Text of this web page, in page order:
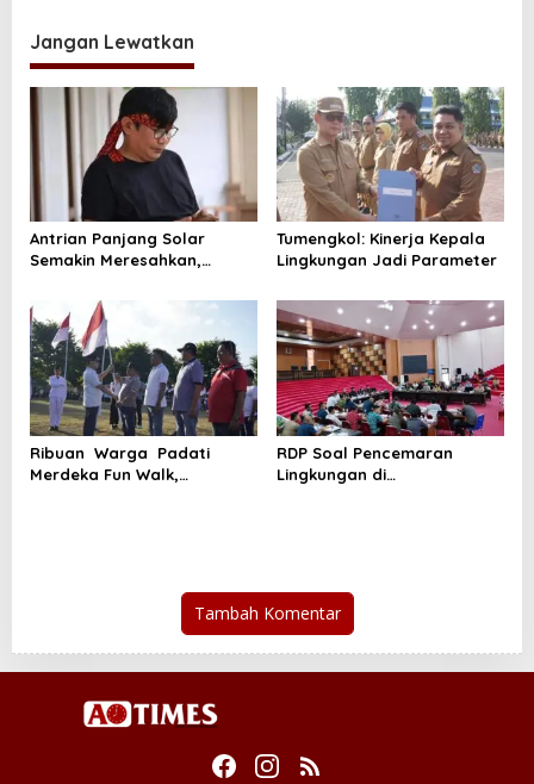
g
a
s
i
p
o
s
Jangan Lewatkan
Antrian Panjang Solar
Semakin Meresahkan,
Laporkan Dugaan
Penyimpangan Solar Subsidi
Sulut ke ESDM,KPK dan
Bareskrim
Tumengkol: Kinerja Kepala
Lingkungan Jadi Parameter
Ribuan Warga Padati
Merdeka Fun Walk,
RDP Soal Pencemaran
Lingkungan di
Tambah Komentar